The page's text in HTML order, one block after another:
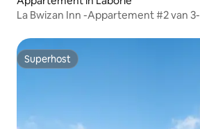
La Bwizan Inn -Appartement #2 van 3-
Superhost
Superhost